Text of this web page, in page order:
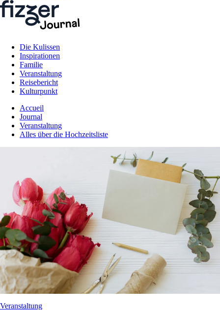
Die Kulissen
Inspirationen
Familie
Veranstaltung
Reisebericht
Kulturpunkt
Accueil
Journal
Veranstaltung
Alles über die Hochzeitsliste
Veranstaltung